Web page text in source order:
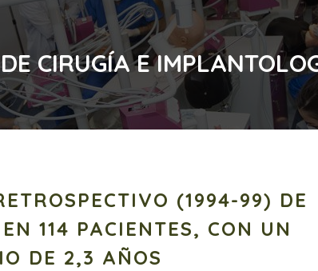
CIRUGÍA E
(1994-99) DE
114 PACIENTES, CON UN
DE 2,3 AÑOS